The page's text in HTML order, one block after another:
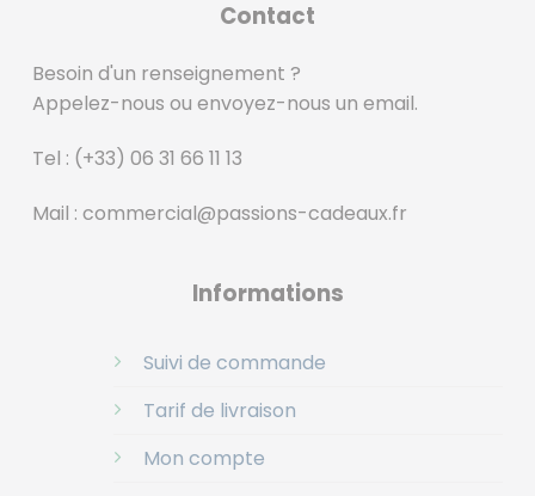
Contact
Besoin d'un renseignement ?
Appelez-nous ou envoyez-nous un email.
Tel : (+33) 06 31 66 11 13
Mail : commercial@passions-cadeaux.fr
Informations
Suivi de commande
Tarif de livraison
Mon compte